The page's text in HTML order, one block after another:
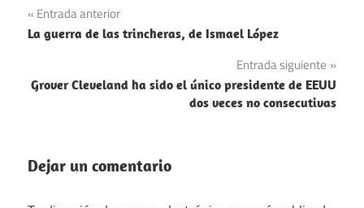
Guerras
Navegación
de
entradas
Entrada anterior
La guerra de las trincheras, de Ismael López
Entrada siguiente
Grover Cleveland ha sido el único presidente de EEUU
dos veces no consecutivas
Dejar un comentario